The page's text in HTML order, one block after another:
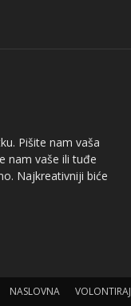
Pišite nam vaša
nam vaše ili tuđe
Najkreativniji biće
NASLOVNA VOLONTIRAJ